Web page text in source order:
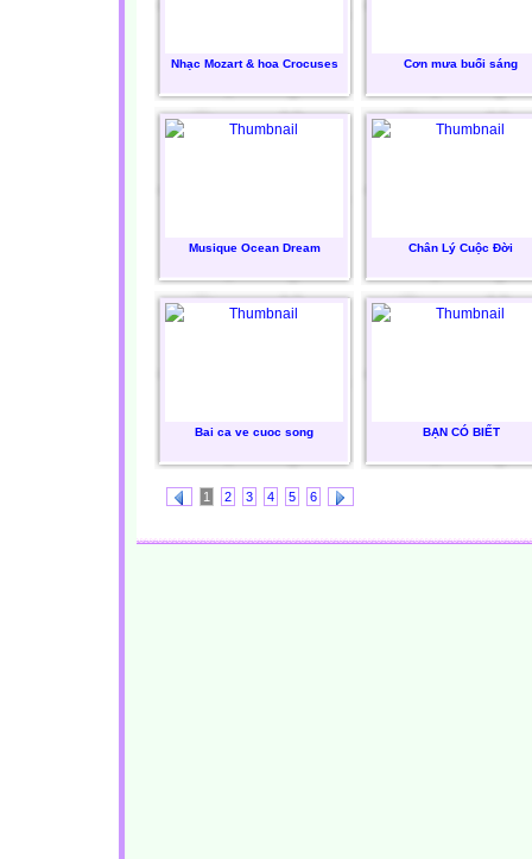
Nhạc Mozart & hoa Crocuses Cơn mưa buổi sáng
Musique Ocean Dream Chân Lý Cuộc Đời
Bai ca ve cuoc song BẠN CÓ BIẾT
1 2 3 4 5 6